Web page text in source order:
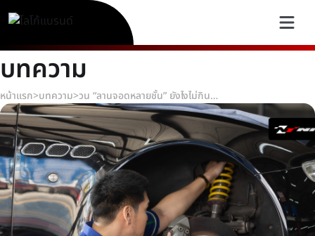
บทความ
หน้าแรก>บทความ> วน “ลานจอดหลายชั้น” ยังไงไม่กินยาง ไม่เฉี่ยวขอบ ไม่เมื่อยรถ